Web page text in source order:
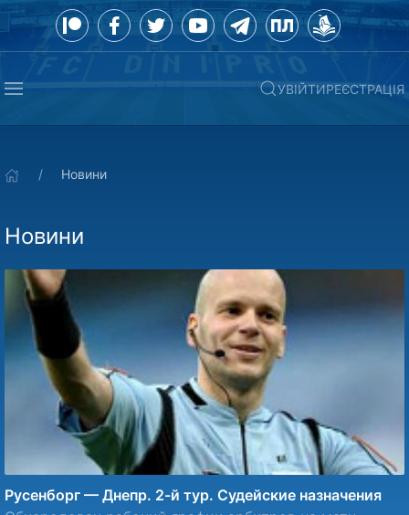
УВІЙТИРЕЄСТРАЦІЯ
Новини
Новини
Русенборг — Днепр. 2-й тур. Судейские назначения